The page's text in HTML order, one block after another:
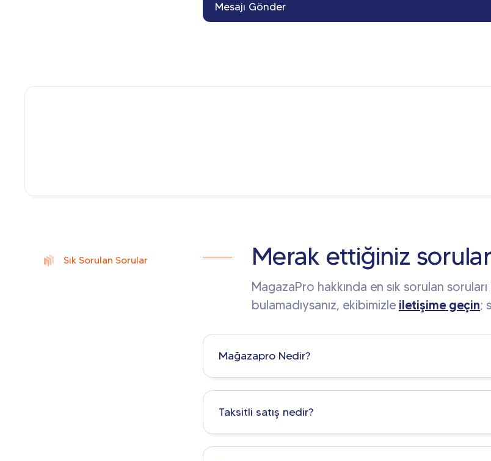
Mesajı Gönder
Sık Sorulan Sorular Merak ettiğiniz
MagazaPro hakkında en sık sorulan
bulamadıysanız, ekibimizle iletişime geçin;
Mağazapro Nedir?
Taksitli satış nedir?